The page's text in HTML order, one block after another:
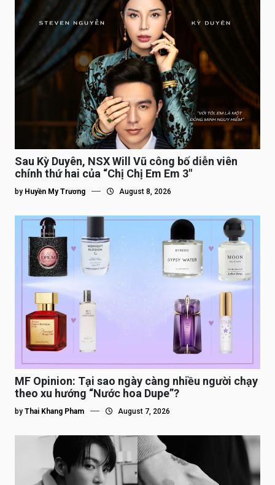
Sau Kỳ Duyên, NSX Will Vũ công bố diễn viên
chính thứ hai của “Chị Chị Em Em 3″
by Huyền My Trương August 8, 2026
MF Opinion: Tại sao ngày càng nhiều người chạy
theo xu hướng “Nước hoa Dupe”?
by Thai Khang Pham August 7, 2026